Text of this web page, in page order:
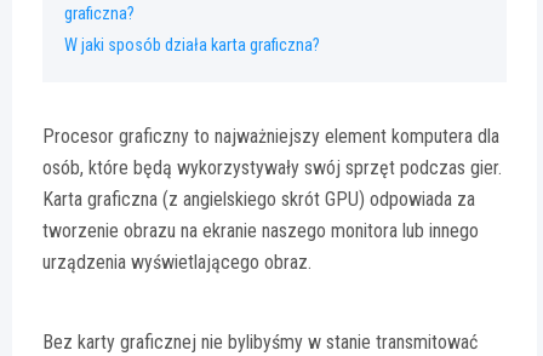
graficzna?
W jaki sposób działa karta graficzna?
Procesor graficzny to najważniejszy element komputera dla
osób, które będą wykorzystywały swój sprzęt podczas gier.
Karta graficzna (z angielskiego skrót GPU) odpowiada za
tworzenie obrazu na ekranie naszego monitora lub innego
urządzenia wyświetlającego obraz.
Bez karty graficznej nie bylibyśmy w stanie transmitować